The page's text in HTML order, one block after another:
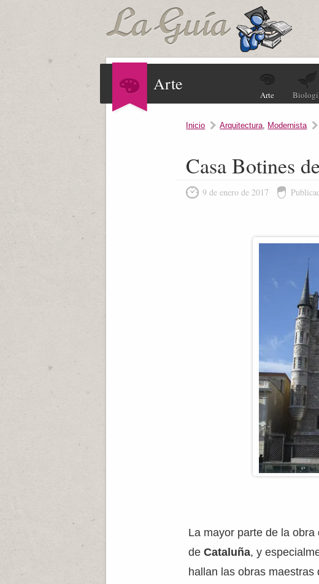
Arte
Arte
Inicio Arquitectura, Modernista
Casa Botines
9 de enero de 2017
La mayor parte de la
deCataluña, y
hallan las obras maestras